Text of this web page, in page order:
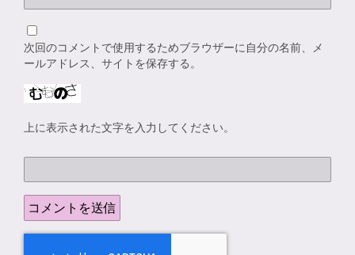
次回のコメントで使用するためブラウザーに自分の名前、メ
ールアドレス、サイトを保存する。
上に表示された文字を入力してください。